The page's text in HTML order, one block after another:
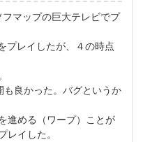
マップの巨大テレビでプ
プレイしたが、４の時点
良かった。バグというか
進める（ワープ）ことが
イした。